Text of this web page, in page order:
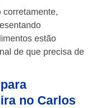
corretamente,
estão
de que precisa de
no Carlos